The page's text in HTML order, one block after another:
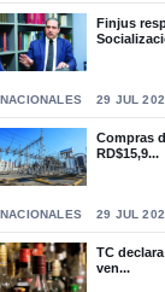
Finjus
NACIONALES 29 JUL
Compras
RD$15,9...
NACIONALES 29 JUL
TC
ven...